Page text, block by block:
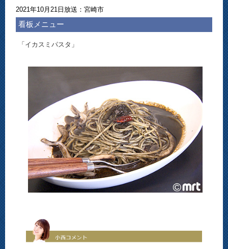
2021年10月21日放送：宮崎市
看板メニュー
「イカスミパスタ」